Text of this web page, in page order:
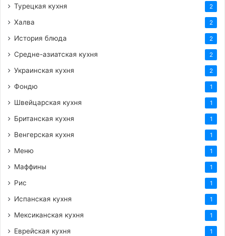
Турецкая кухня 2
Халва 2
История блюда 2
Средне-азиатская кухня 2
Украинская кухня 2
Фондю 1
Швейцарская кухня 1
Британская кухня 1
Венгерская кухня 1
Меню 1
Маффины 1
Рис 1
Испанская кухня 1
Мексиканская кухня 1
Еврейская кухня 1